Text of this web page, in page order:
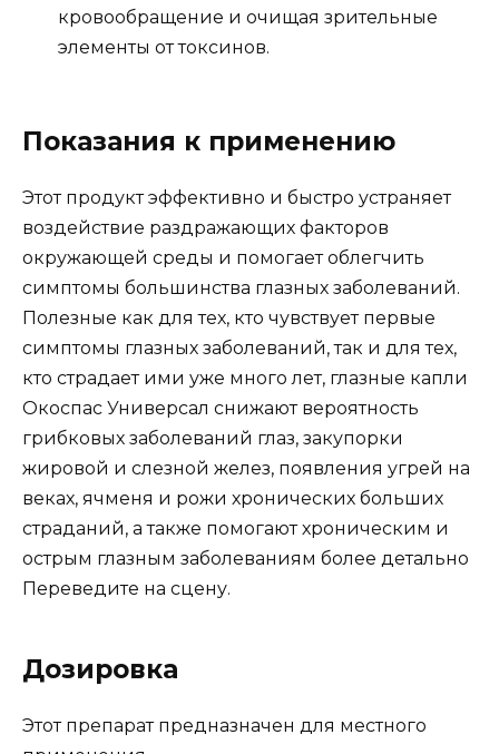
кровообращение и очищая зрительные
элементы от токсинов.
Показания к применению
Этот продукт эффективно и быстро устраняет
воздействие раздражающих факторов
окружающей среды и помогает облегчить
симптомы большинства глазных заболеваний.
Полезные как для тех, кто чувствует первые
симптомы глазных заболеваний, так и для тех,
кто страдает ими уже много лет, глазные капли
Окоспас Универсал снижают вероятность
грибковых заболеваний глаз, закупорки
жировой и слезной желез, появления угрей на
веках, ячменя и рожи хронических больших
страданий, а также помогают хроническим и
острым глазным заболеваниям более детально
Переведите на сцену.
Дозировка
Этот препарат предназначен для местного